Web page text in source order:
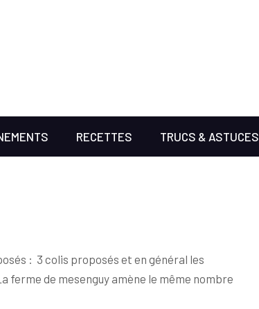
RECETTES TRUCS & ASTUCES
: 3 colis proposés et en général les
de mesenguy amène le même nombre